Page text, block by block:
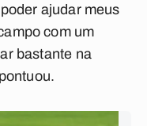
ajudar meus
com um
bastante na